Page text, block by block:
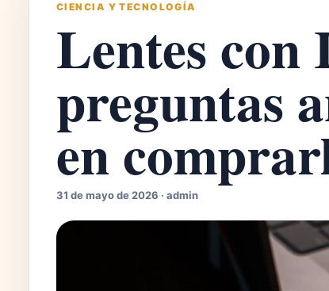
CIENCIA Y TECNOLOGÍA
Lentes con
preguntas
en
31 de mayo de 2026 · admin